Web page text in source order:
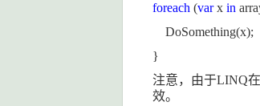
foreach (varx in
DoSomething(x);
}
注意，由于LINQ
效。